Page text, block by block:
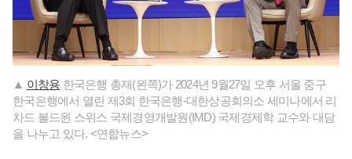
▲ 이창용 한국은행 총재(왼쪽)가 2024년 9월27일 오후 서울 중구
한국은행에서 열린 제3회 한국은행-대한상공회의소 세미나에서 리
차드 볼드윈 스위스 국제경영개발원(IMD) 국제경제학 교수와 대담
을 나누고 있다. <연합뉴스>